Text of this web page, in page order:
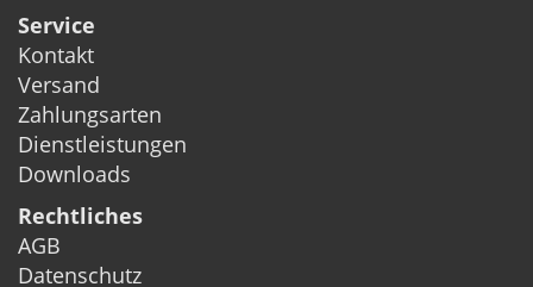
Service
Kontakt
Versand
Zahlungsarten
Dienstleistungen
Downloads
Rechtliches
AGB
Datenschutz